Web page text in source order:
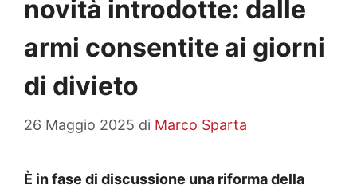
novità introdotte: dalle
armi consentite ai giorni
di divieto
26 Maggio 2025 di Marco Sparta
È in fase di discussione una riforma della